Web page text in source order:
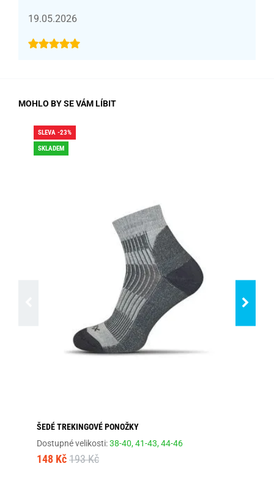
19.05.2026
MOHLO BY SE VÁM LÍBIT
SLEVA -23%
SKLADEM
ŠEDÉ TREKINGOVÉ PONOŽKY
Dostupné velikosti:38-40,41-43,44-46
148 Kč 193 Kč